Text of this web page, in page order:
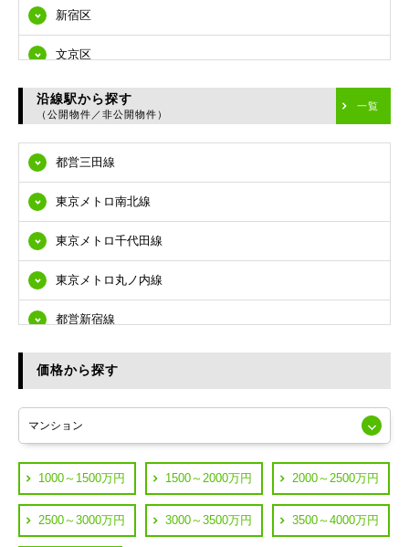
新宿区
文京区
台東区
江東区
品川区
目黒区
大田区
世田谷区
渋谷区
練馬区
葛飾区
横浜市鶴見区
横浜市神奈川区
沿線駅から探す
（公開物件／非公開物件）
一覧
都営三田線
東京メトロ南北線
東京メトロ千代田線
東京メトロ丸ノ内線
都営新宿線
都営浅草線
JR中央線
価格から探す
1000～1500万円 1500～2000万円 2000～2500万円
2500～3000万円 3000～3500万円 3500～4000万円